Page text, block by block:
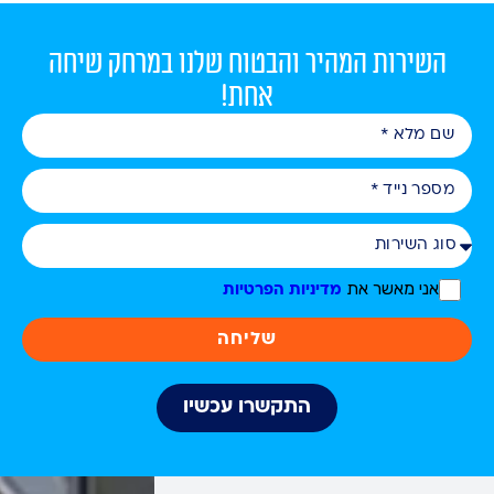
השירות המהיר והבטוח שלנו במרחק שיחה
אחת!
אני מאשר את מדיניות הפרטיות
שליחה
התקשרו עכשיו